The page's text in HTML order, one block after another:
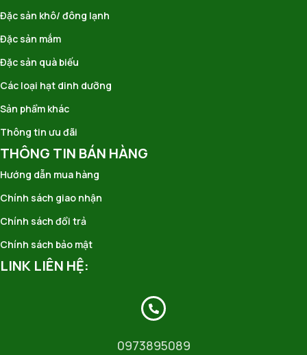
Đặc sản khô/ đông lạnh
Đặc sản mắm
Đặc sản quà biếu
Các loại hạt dinh dưỡng
Sản phẩm khác
Thông tin ưu đãi
THÔNG TIN BÁN HÀNG
Hướng dẫn mua hàng
Chính sách giao nhận
Chính sách đổi trả
Chính sách bảo mật
LINK LIÊN HỆ:
0973895089